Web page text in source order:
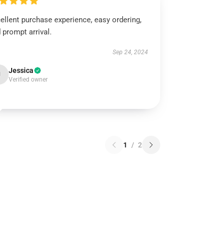
purchase experience, easy ordering,
prompt arrival.
Sep 24, 2024
Jessica
Verified owner
1 / 2